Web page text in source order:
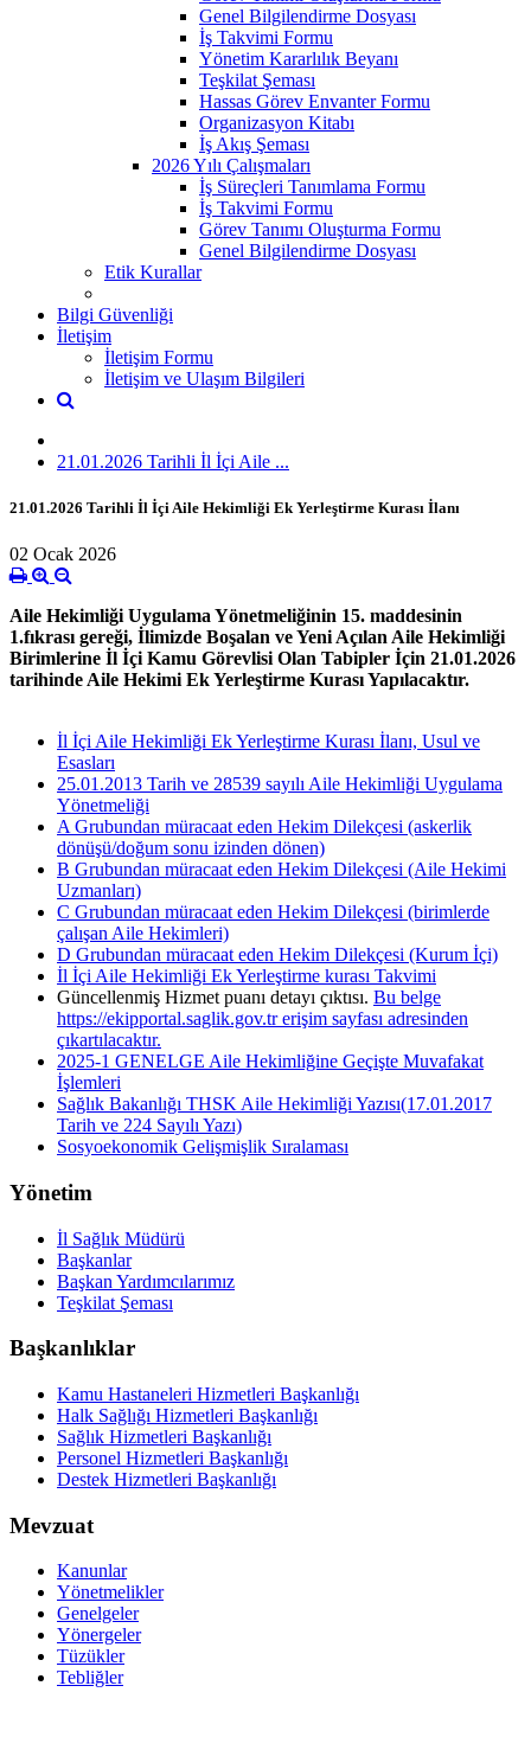
Genel Bilgilendirme Dosyası
İş Takvimi Formu
Yönetim Kararlılık Beyanı
Teşkilat Şeması
Hassas Görev Envanter Formu
Organizasyon Kitabı
İş Akış Şeması
2026 Yılı Çalışmaları
İş Süreçleri Tanımlama Formu
İş Takvimi Formu
Görev Tanımı Oluşturma Formu
Genel Bilgilendirme Dosyası
Etik Kurallar
Bilgi Güvenliği
İletişim
İletişim Formu
İletişim ve Ulaşım Bilgileri
21.01.2026 Tarihli İl İçi Aile ...
21.01.2026 Tarihli İl İçi Aile Hekimliği Ek Yerleştirme Kurası İlanı
02 Ocak 2026
Aile Hekimliği Uygulama Yönetmeliğinin 15. maddesinin
1.fıkrası gereği, İlimizde Boşalan ve Yeni Açılan Aile Hekimliği
Birimlerine İl İçi Kamu Görevlisi Olan Tabipler İçin 21.01.2026
tarihinde Aile Hekimi Ek Yerleştirme Kurası Yapılacaktır.
İl İçi Aile Hekimliği Ek Yerleştirme Kurası İlanı, Usul ve
Esasları
25.01.2013 Tarih ve 28539 sayılı Aile Hekimliği Uygulama
Yönetmeliği
A Grubundan müracaat eden Hekim Dilekçesi (askerlik
dönüşü/doğum sonu izinden dönen)
B Grubundan müracaat eden Hekim Dilekçesi (Aile Hekimi
Uzmanları)
C Grubundan müracaat eden Hekim Dilekçesi (birimlerde
çalışan Aile Hekimleri)
D Grubundan müracaat eden Hekim Dilekçesi (Kurum İçi)
İl İçi Aile Hekimliği Ek Yerleştirme kurası Takvimi
Güncellenmiş Hizmet puanı detayı çıktısı. Bu belge
https://ekipportal.saglik.gov.tr erişim sayfası adresinden
çıkartılacaktır.
2025-1 GENELGE Aile Hekimliğine Geçişte Muvafakat
İşlemleri
Sağlık Bakanlığı THSK Aile Hekimliği Yazısı(17.01.2017
Tarih ve 224 Sayılı Yazı)
Sosyoekonomik Gelişmişlik Sıralaması
Yönetim
İl Sağlık Müdürü
Başkanlar
Başkan Yardımcılarımız
Teşkilat Şeması
Başkanlıklar
Kamu Hastaneleri Hizmetleri Başkanlığı
Halk Sağlığı Hizmetleri Başkanlığı
Sağlık Hizmetleri Başkanlığı
Personel Hizmetleri Başkanlığı
Destek Hizmetleri Başkanlığı
Mevzuat
Kanunlar
Yönetmelikler
Genelgeler
Yönergeler
Tüzükler
Tebliğler